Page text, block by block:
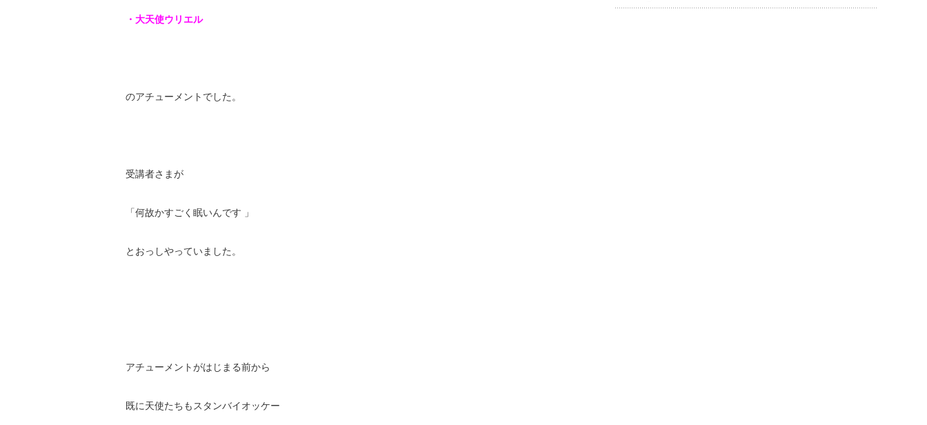
・大天使ウリエル
のアチューメントでした。
受講者さまが
「何故かすごく眠いんです 」
とおっしやっていました。
アチューメントがはじまる前から
既に天使たちもスタンバイオッケー